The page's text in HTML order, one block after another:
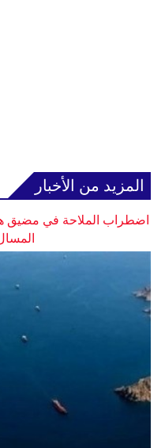
المزيد من الأخبار
اضطراب الملاحة في مضيق
المسال